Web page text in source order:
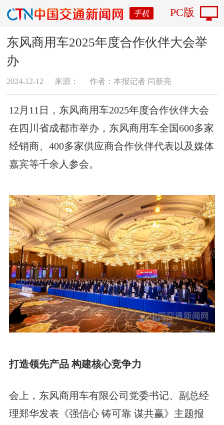
手机 PC版
​东风商用车2025年度合作伙伴大会举
办
2024-12-12 来源： 作者：本报记者 闫新亮
12月11日，东风商用车2025年度合作伙伴大会
在四川省成都市举办，东风商用车全国600多家
经销商、400多家供应商合作伙伴代表以及媒体
嘉宾等千余人参会。
打造领先产品 构建核心竞争力
会上，东风商用车有限公司党委书记、副总经
理郑华发表《强信心 铸可靠 谋共赢》主题报